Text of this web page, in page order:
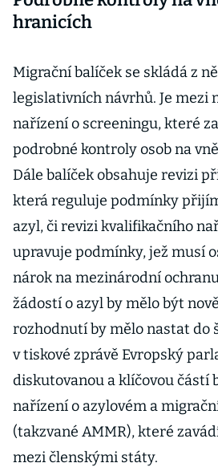
hranicích
Migrační balíček se skládá z
legislativních návrhů. Je mezi
nařízení o screeningu, které
podrobné kontroly osob na
Dále balíček obsahuje revizi
která reguluje podmínky
azyl, či revizi kvalifikačního
upravuje podmínky, jež musí
nárok na mezinárodní
žádostí o azyl by mělo být
rozhodnutí by mělo nastat do
v tiskové zprávě Evropský
diskutovanou a klíčovou částí
nařízení o azylovém a
(takzvané AMMR), které
mezi členskými státy.